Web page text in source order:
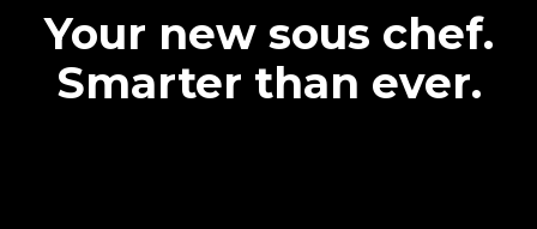
Your new sous chef.
Smarter than ever.